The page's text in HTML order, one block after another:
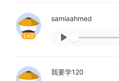
Lv0
samiaahmed
我要学120